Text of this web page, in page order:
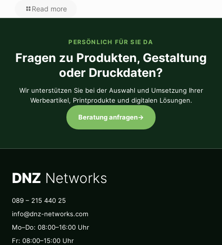
Read more
PERSÖNLICH FÜR SIE DA
Fragen zu Produkten, Gestaltung
oder Druckdaten?
Wir unterstützen Sie bei der Auswahl und Umsetzung Ihrer
Werbeartikel, Printprodukte und digitalen Lösungen.
Beratung anfragen→
DNZ Networks
089 – 215 440 25
info@dnz-networks.com
Mo–Do: 08:00–16:00 Uhr
Fr: 08:00–15:00 Uhr